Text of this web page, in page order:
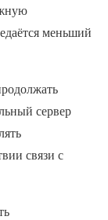
меньший
сервер
связи с